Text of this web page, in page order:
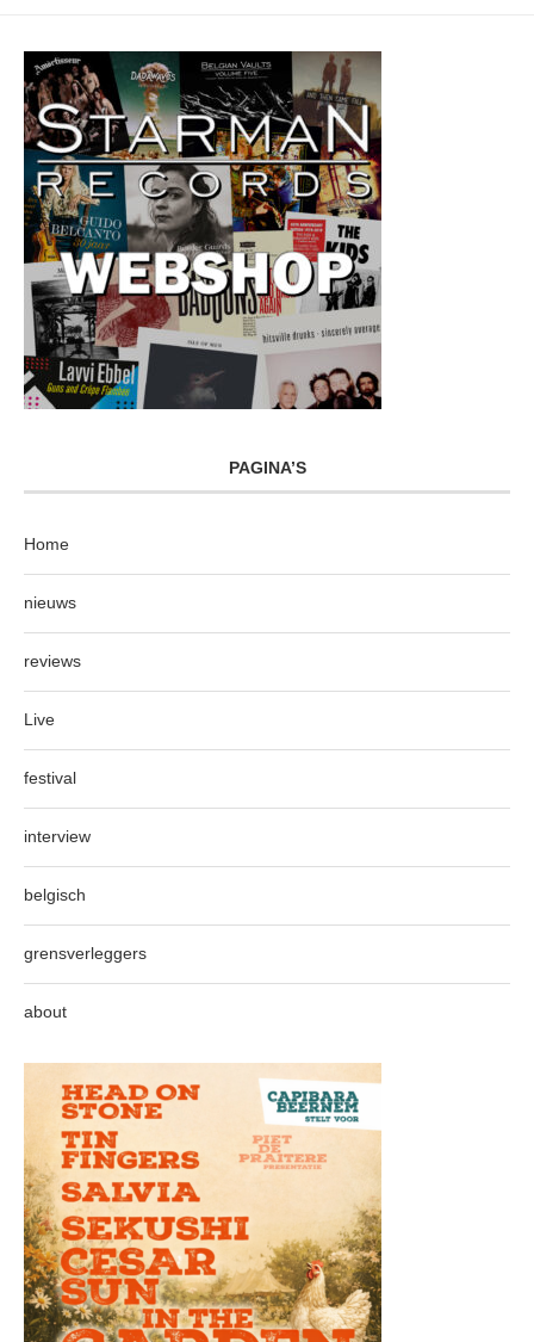
PAGINA’S
Home
nieuws
reviews
Live
festival
interview
belgisch
grensverleggers
about